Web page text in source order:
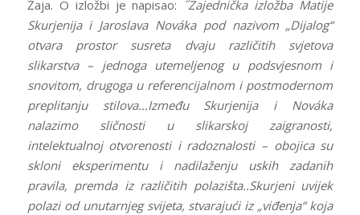
Žaja. O izložbi je napisao: ˝Zajednička izložba Matije
Skurjenija i Jaroslava Nováka pod nazivom „Dijalog“
otvara prostor susreta dvaju različitih svjetova
slikarstva – jednoga utemeljenog u podsvjesnom i
snovitom, drugoga u referencijalnom i postmodernom
preplitanju stilova…Između Skurjenija i Nováka
nalazimo sličnosti u slikarskoj zaigranosti,
intelektualnoj otvorenosti i radoznalosti – obojica su
skloni eksperimentu i nadilaženju uskih zadanih
pravila, premda iz različitih polazišta..Skurjeni uvijek
polazi od unutarnjeg svijeta, stvarajući iz „viđenja“ koja